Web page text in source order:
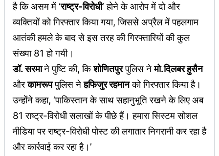
है कि असम में ‘राष्ट्र-विरोधी‘ होने के आरोप में दो और
व्यक्तियों को गिरफ्तार किया गया, जिससे अप्रैल में पहलगाम
आतंकी हमले के बाद से इस तरह की गिरफ्तारियों की कुल
संख्या 81 हो गयी।
डॉ. सरमाने पुष्टि की, किशोणितपुरपुलिस नेमो.दिलबर हुसैन
औरकामरूपपुलिस नेहफिजुर रहमानको गिरफ्तार किया है।
उन्होंने कहा, ‘पाकिस्तान के साथ सहानुभूति रखने के लिए अब
81 राष्ट्र-विरोधी सलाखों के पीछे हैं। हमारा सिस्टम सोशल
मीडिया पर राष्ट्र-विरोधी पोस्ट की लगातार निगरानी कर रहा है
और कार्रवाई कर रहा है।’